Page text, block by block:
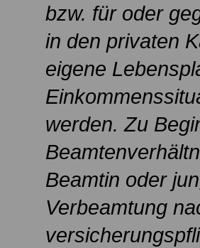
bzw. für oder
in den privaten
eigene
werden. Zu
Beamtin oder
Verbeamtung